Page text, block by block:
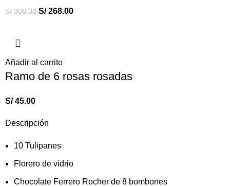
S/308.00 S/268.00
Añadir al carrito
Ramo de 6 rosas rosadas
S/45.00
Descripción
10 Tulipanes
Florero de vidrio
Chocolate Ferrero Rocher de 8 bombones